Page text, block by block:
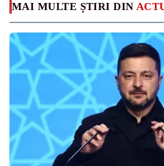
MAI MULTE ȘTIRI DIN